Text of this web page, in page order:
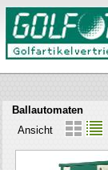
Ballautomaten
Ansicht